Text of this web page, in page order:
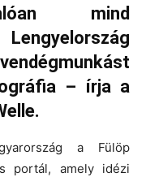
mind
– írja a
a Fülöp
portál, amely idézi